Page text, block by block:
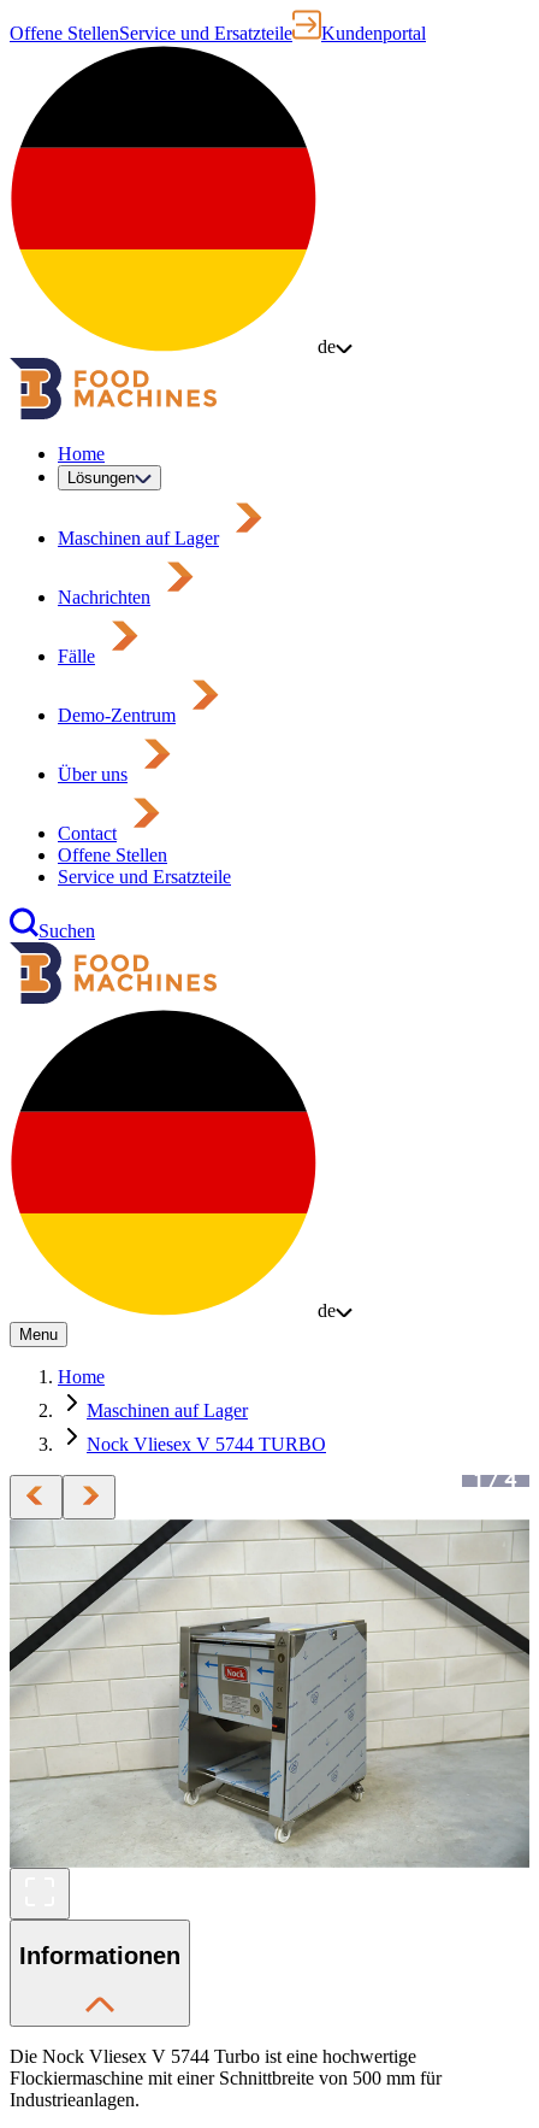
Offene StellenService und Ersatzteile Kundenportal
de
Home
Lösungen
Maschinen auf Lager
Nachrichten
Fälle
Demo-Zentrum
Über uns
Contact
Offene Stellen
Service und Ersatzteile
Suchen
de
Menu
Home
Maschinen auf Lager
Nock Vliesex V 5744 TURBO
1/4
Informationen
Die Nock Vliesex V 5744 Turbo ist eine hochwertige
Flockiermaschine mit einer Schnittbreite von 500 mm für
Industrieanlagen.